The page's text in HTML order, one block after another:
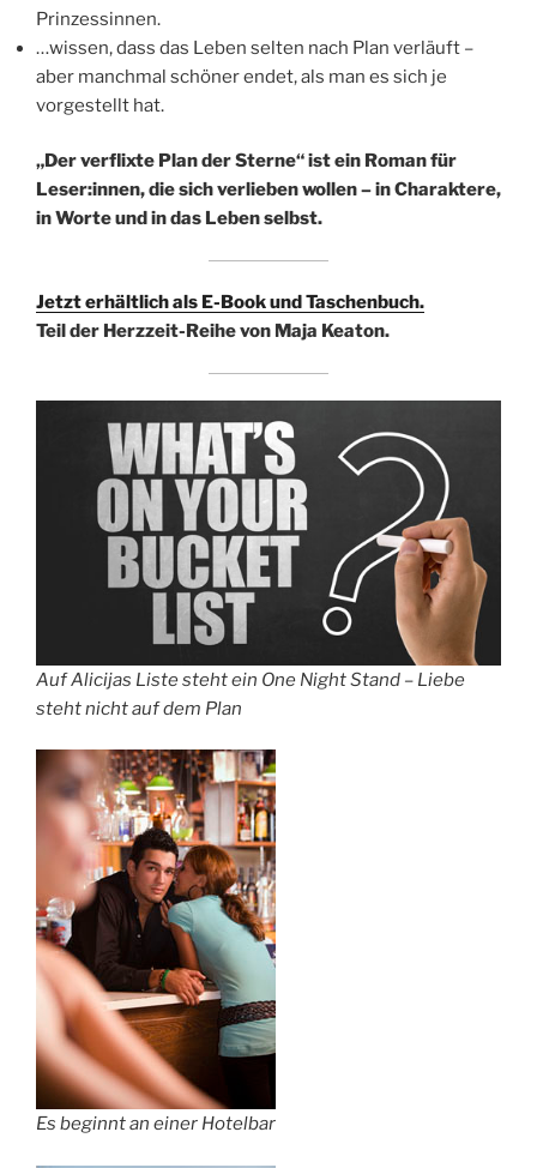
Prinzessinnen.
…wissen, dass das Leben selten nach Plan verläuft –
aber manchmal schöner endet, als man es sich je
vorgestellt hat.
„Der verflixte Plan der Sterne“ ist ein Roman für
Leser:innen, die sich verlieben wollen – in Charaktere,
in Worte und in das Leben selbst.
Jetzt erhältlich als E-Book und Taschenbuch.
Teil der Herzzeit-Reihe von Maja Keaton.
Auf Alicijas Liste steht ein One Night Stand – Liebe
steht nicht auf dem Plan
Es beginnt an einer Hotelbar